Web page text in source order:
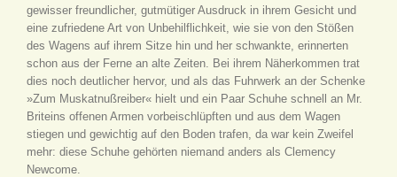
gewisser freundlicher, gutmütiger Ausdruck in ihrem Gesicht und
eine zufriedene Art von Unbehilflichkeit, wie sie von den Stößen
des Wagens auf ihrem Sitze hin und her schwankte, erinnerten
schon aus der Ferne an alte Zeiten. Bei ihrem Näherkommen trat
dies noch deutlicher hervor, und als das Fuhrwerk an der Schenke
»Zum Muskatnußreiber« hielt und ein Paar Schuhe schnell an Mr.
Briteins offenen Armen vorbeischlüpften und aus dem Wagen
stiegen und gewichtig auf den Boden trafen, da war kein Zweifel
mehr: diese Schuhe gehörten niemand anders als Clemency
Newcome.